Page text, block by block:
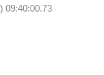
09:40:00.73